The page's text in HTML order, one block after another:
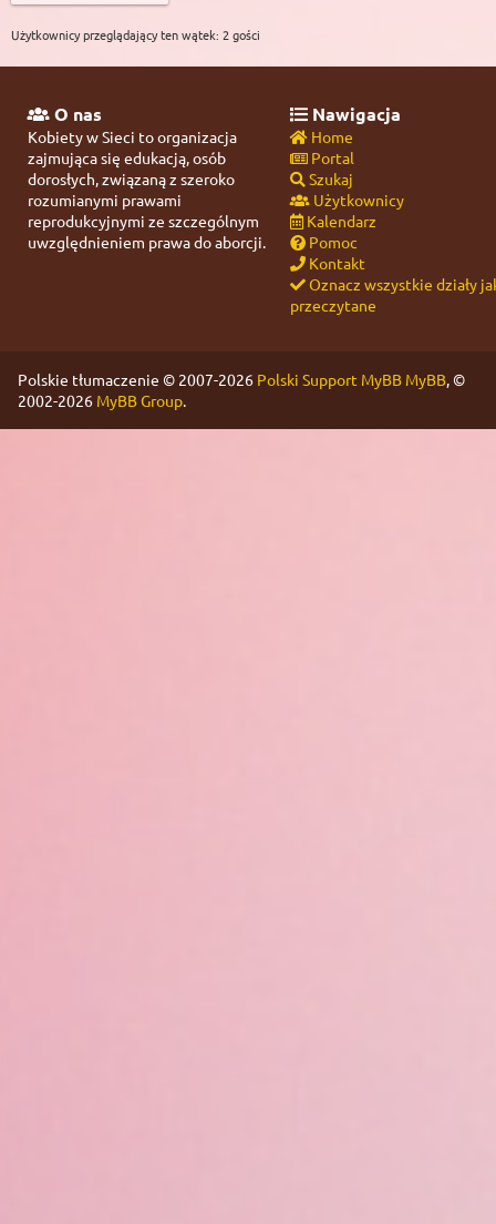
Użytkownicy przeglądający ten wątek: 2 gości
O nas
Kobiety w Sieci to organizacja
zajmująca się edukacją, osób
dorosłych, związaną z szeroko
rozumianymi prawami
reprodukcyjnymi ze szczególnym
uwzględnieniem prawa do aborcji.
Nawigacja
Home
Portal
Szukaj
Użytkownicy
Kalendarz
Pomoc
Kontakt
Oznacz wszystkie działy
przeczytane
Polskie tłumaczenie © 2007-2026 Polski Support MyBB MyBB, ©
2002-2026 MyBB Group.